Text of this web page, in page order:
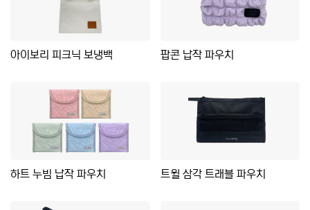
아이보리 피크닉 보냉백 팝콘 납작 파우치
하트 누빔 납작 파우치 트윌 삼각 트래블 파우치